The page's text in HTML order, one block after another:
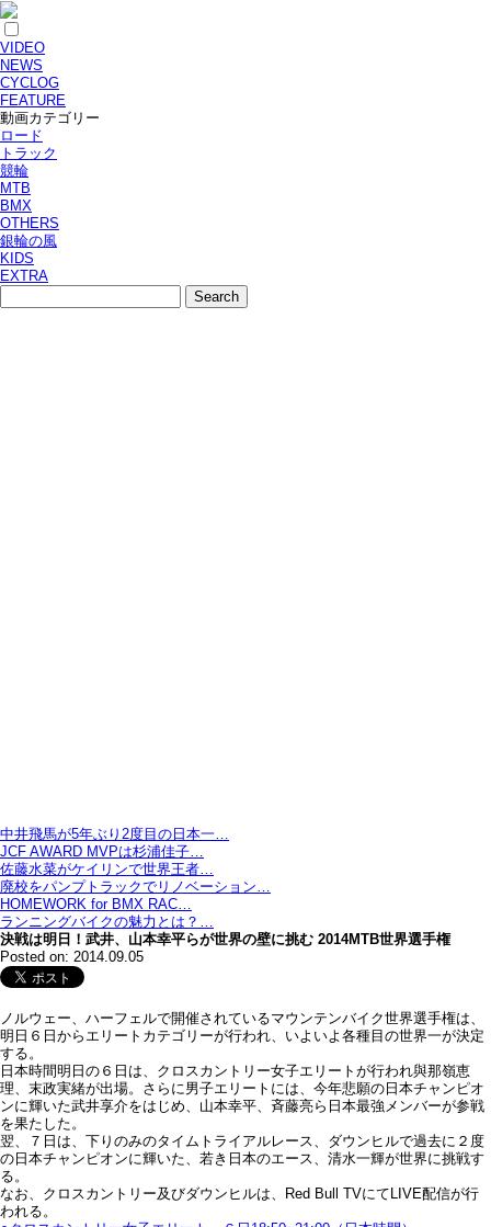
VIDEO
NEWS
CYCLOG
FEATURE
動画カテゴリー
ロード
トラック
競輪
MTB
BMX
OTHERS
銀輪の風
KIDS
EXTRA
中井飛馬が5年ぶり2度目の日本一…
JCF AWARD MVPは杉浦佳子…
佐藤水菜がケイリンで世界王者…
廃校をパンプトラックでリノベーション…
HOMEWORK for BMX RAC…
ランニングバイクの魅力とは？…
決戦は明日！武井、山本幸平らが世界の壁に挑む 2014MTB世界選手権
Posted on: 2014.09.05
ノルウェー、ハーフェルで開催されているマウンテンバイク世界選手権は、
明日６日からエリートカテゴリーが行われ、いよいよ各種目の世界一が決定
する。
日本時間明日の６日は、クロスカントリー女子エリートが行われ與那嶺恵
理、末政実緒が出場。さらに男子エリートには、今年悲願の日本チャンピオ
ンに輝いた武井享介をはじめ、山本幸平、斉藤亮ら日本最強メンバーが参戦
を果たした。
翌、７日は、下りのみのタイムトライアルレース、ダウンヒルで過去に２度
の日本チャンピオンに輝いた、若き日本のエース、清水一輝が世界に挑戦す
る。
なお、クロスカントリー及びダウンヒルは、Red Bull TVにてLIVE配信が行
われる。